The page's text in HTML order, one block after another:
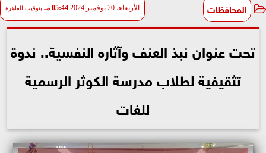
المحافظات الأربعاء، 20 نوفمبر 2024 05:44 مـ بتوقيت القاهرة
تحت عنوان نبذ العنف وآثاره النفسية.. ندوة
تثقيفية لطلاب مدرسة الكوثر الرسمية
للغات